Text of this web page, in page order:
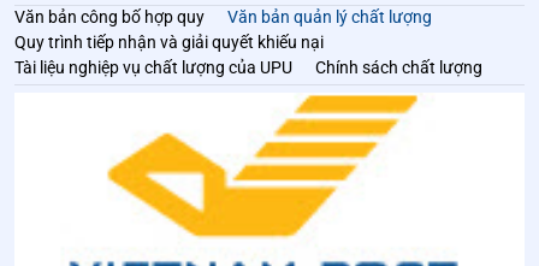
Văn bản công bố hợp quy
Văn bản quản lý chất lượng
Quy trình tiếp nhận và giải quyết khiếu nại
Tài liệu nghiệp vụ chất lượng của UPU
Chính sách chất lượng